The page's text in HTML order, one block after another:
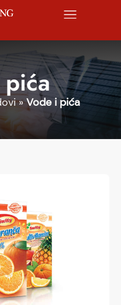
»Vode i pića